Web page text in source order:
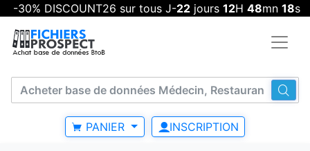
-30% DISCOUNT26 sur tous J-22 jours 12H 48mn 18s
PANIER INSCRIPTION